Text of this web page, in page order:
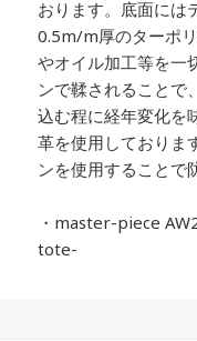
おります。底面には
0.5m/m厚のターポ
やオイル加工等を一
ンで鞣されることで
込む程に経年変化を
革を使用しておりま
ンを使用することで
・master-piece
tote-